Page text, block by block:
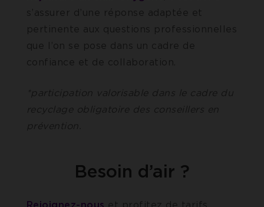
s’assurer d’une réponse adaptée et
pertinente aux questions professionnelles
que l’on se pose dans un cadre de
confiance et de collaboration.
*participation valorisable dans le cadre du
recyclage obligatoire des conseillers en
prévention.
Besoin d’air ?